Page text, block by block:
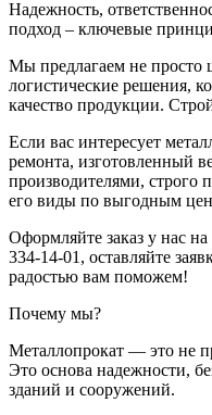
Надежность,
подход – ключевые
Мы предлагаем не просто
логистические решения,
качество продукции.
Если вас интересует
ремонта, изготовленный
производителями,
его виды по выгодным
Оформляйте заказ у нас
334-14-01, оставляйте
радостью вам поможем!
Почему мы?
Металлопрокат — это не
Это основа надежности,
зданий и сооружений.